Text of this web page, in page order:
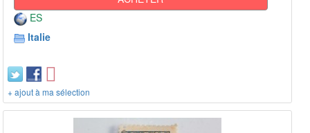
ES
Italie
+ ajout à ma sélection